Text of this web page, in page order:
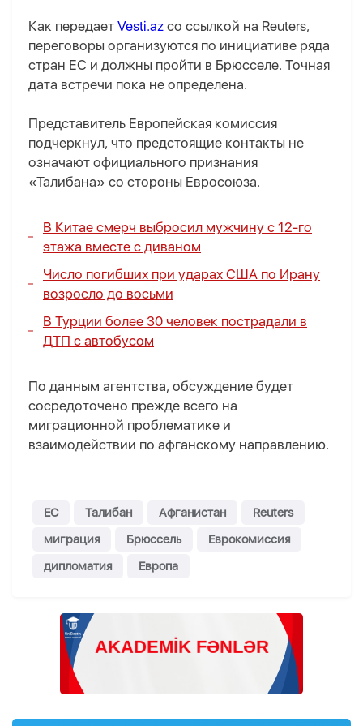
Как передает Vesti.az со ссылкой на Reuters,
переговоры организуются по инициативе ряда
стран ЕС и должны пройти в Брюсселе. Точная
дата встречи пока не определена.
Представитель Европейская комиссия
подчеркнул, что предстоящие контакты не
означают официального признания
«Талибана» со стороны Евросоюза.
В Китае смерч выбросил мужчину с 12-го
этажа вместе с диваном
Число погибших при ударах США по Ирану
возросло до восьми
В Турции более 30 человек пострадали в
ДТП с автобусом
По данным агентства, обсуждение будет
сосредоточено прежде всего на
миграционной проблематике и
взаимодействии по афганскому направлению.
ЕС Талибан Афганистан
Reuters
миграция
Брюссель
Еврокомиссия
дипломатия
Европа